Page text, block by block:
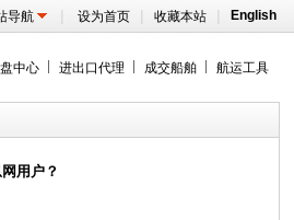
导航 | 设为首页 | 收藏本站 | English
中心 进出口代理 成交船舶 航运工具
用户？